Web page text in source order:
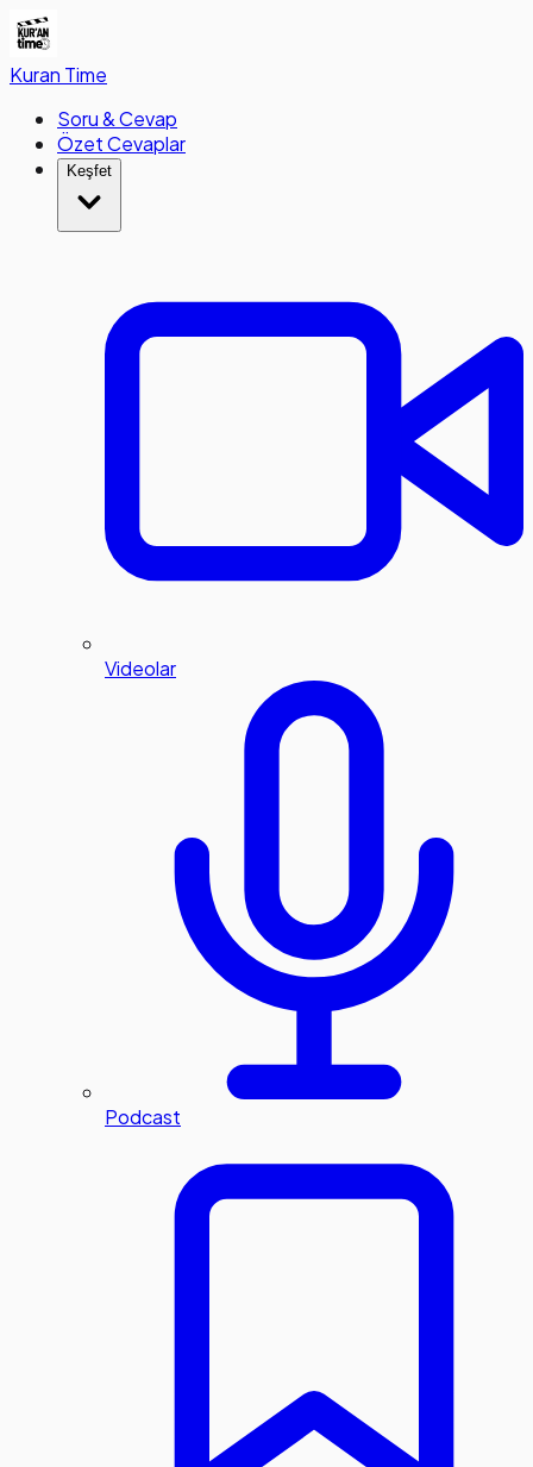
Kuran Time
Soru & Cevap
Özet Cevaplar
Keşfet
Videolar
Podcast